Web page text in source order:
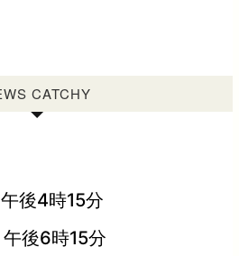
CATCHY
後4時15分
後6時15分